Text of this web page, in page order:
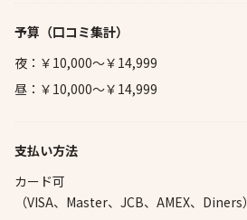
予算 （口コミ集計）
夜：￥10,000～￥14,999
昼：￥10,000～￥14,999
支払い方法
カード可
（VISA、Master、JCB、AMEX、Diners）